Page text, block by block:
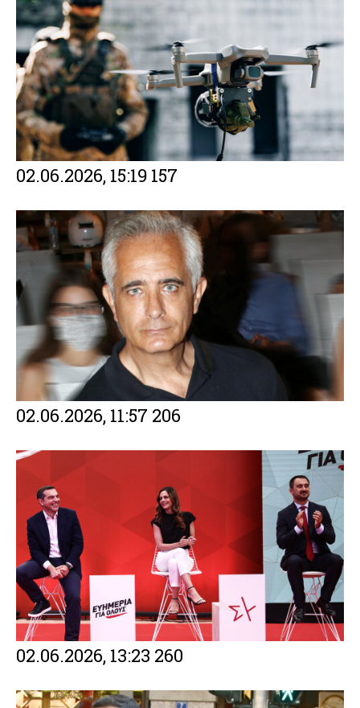
Facebook
Twitter
EmailGmail
ViberShare
Facebook
TwitterEmailGmail
ViberShare
02.06.2026, 15:19 157
02.06.2026, 11:57 206
02.06.2026, 13:23 260